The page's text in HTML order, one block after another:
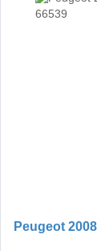
Peugeot 2008